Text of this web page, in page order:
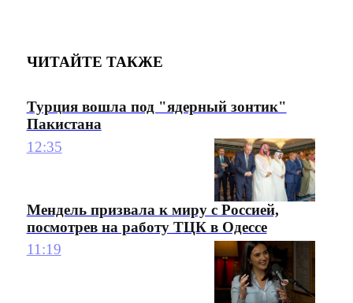
ЧИТАЙТЕ ТАКЖЕ
Турция вошла под "ядерный зонтик"
Пакистана
12:35
Мендель призвала к миру с Россией,
посмотрев на работу ТЦК в Одессе
11:19